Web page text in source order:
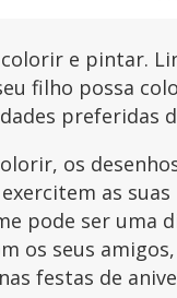
e pintar.
filho possa
preferidas
os
as
pode ser uma
os seus
festas de